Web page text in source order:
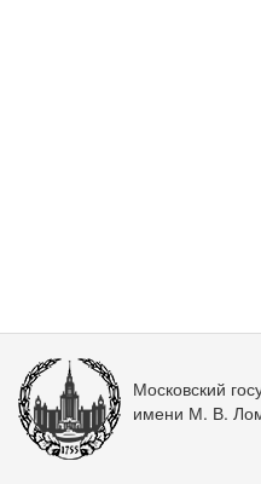
Московский
имени М. В.